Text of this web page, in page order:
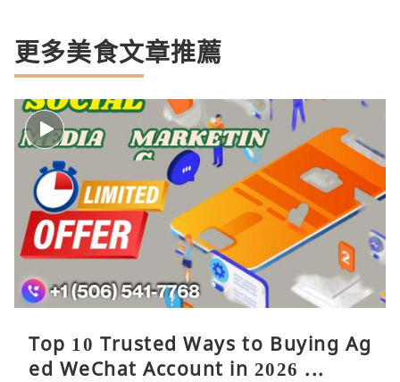
更多美食文章推薦
Top 10 Trusted Ways to Buying Ag
ed WeChat Account in 2026 ...